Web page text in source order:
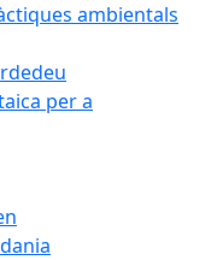
ambientals
per a